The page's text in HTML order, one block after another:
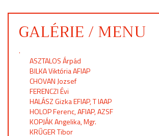
GALÉRIE / MENU
.
ASZTALOS Árpád
BILKA Viktória AFIAP
CHOVAN Jozsef
FERENCZI Évi
HALÁSZ Gizka EFIAP, T IAAP
HOLOP Ferenc, AFIAP, AZSF
KOPJÁK Angelika, Mgr.
KRŰGER Tibor